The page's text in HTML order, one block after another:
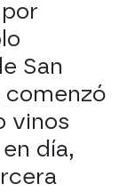
San
comenzó
vinos
día,